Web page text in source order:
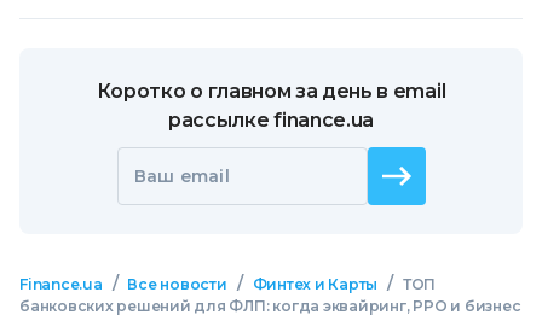
Коротко о главном за день в email
рассылке finance.ua
Ваш email
Finance.ua / Все новости / Финтех и Карты / ТОП
банковских решений для ФЛП: когда эквайринг, РРО и бизнес